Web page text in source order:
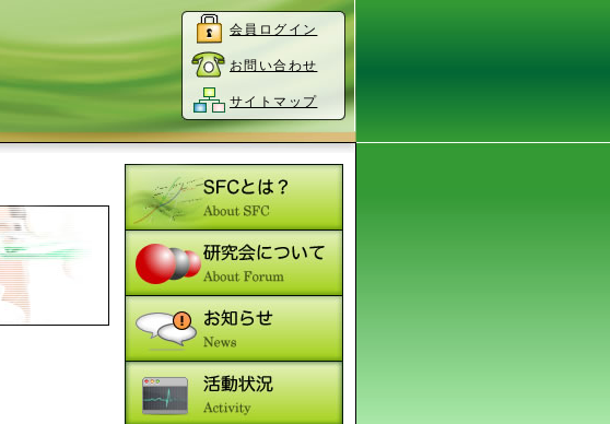
会員ログイン
お問い合わせ
サイトマップ